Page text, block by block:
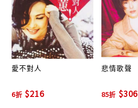
愛不對人
6折 $216
悲情歌聲
85折 $306